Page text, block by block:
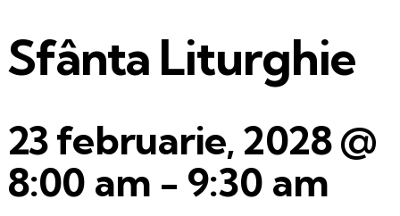
Sfânta Liturghie
23 februarie, 2028 @
8:00 am - 9:30 am